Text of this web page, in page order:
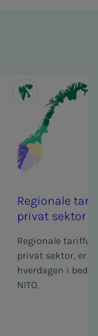
Re­­­gio­­­na­­­le
pri­vat sek­tor
Regionale
privat sektor, er
hverdagen i
NITO.